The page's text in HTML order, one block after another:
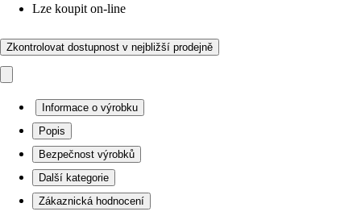
Lze koupit on-line
Zkontrolovat dostupnost v nejbližší prodejně
Informace o výrobku
Popis
Bezpečnost výrobků
Další kategorie
Zákaznická hodnocení